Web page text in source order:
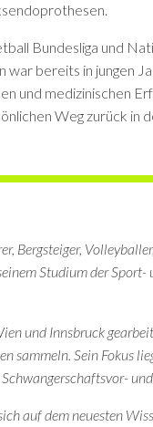
Bundesliga und
war bereits in jungen
und medizinischen
Weg zurück in
Bergsteiger,
Studium der Sport-
und Innsbruck
sammeln. Sein Fokus
auf dem neuesten